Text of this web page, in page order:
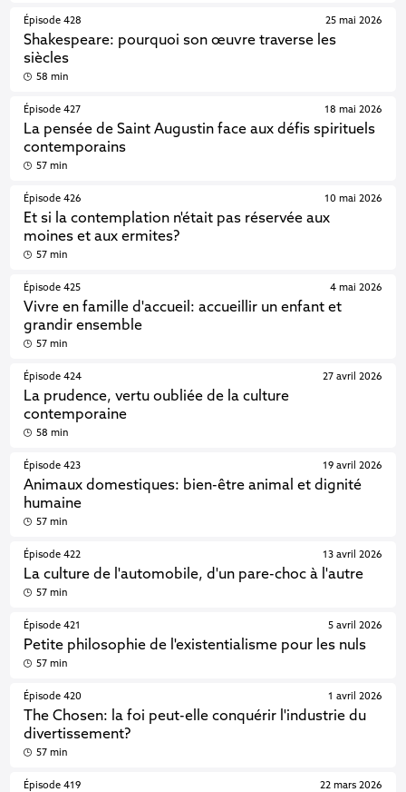
Épisode 428
Shakespeare: pourquoi son œuvre traverse les
siècles
25 mai 2026
58 min
Épisode 427
La pensée de Saint Augustin face aux défis spirituels
contemporains
18 mai 2026
57 min
Épisode 426
Et si la contemplation n'était pas réservée aux
moines et aux ermites?
10 mai 2026
57 min
Épisode 425
Vivre en famille d'accueil: accueillir un enfant et
grandir ensemble
4 mai 2026
57 min
Épisode 424
La prudence, vertu oubliée de la culture
contemporaine
27 avril 2026
58 min
Épisode 423
Animaux domestiques: bien-être animal et dignité
humaine
19 avril 2026
57 min
Épisode 422
La culture de l'automobile, d'un pare-choc à l'autre
13 avril 2026
57 min
Épisode 421
Petite philosophie de l'existentialisme pour les nuls
5 avril 2026
57 min
Épisode 420
The Chosen: la foi peut-elle conquérir l'industrie du
divertissement?
1 avril 2026
57 min
Épisode 419 22 mars 2026